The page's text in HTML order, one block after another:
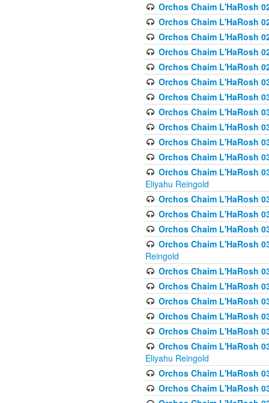
Orchos Chaim L'HaRosh
Orchos Chaim L'HaRosh
Orchos Chaim L'HaRosh
Orchos Chaim L'HaRosh
Orchos Chaim L'HaRosh
Orchos Chaim L'HaRosh
Orchos Chaim L'HaRosh
Orchos Chaim L'HaRosh
Orchos Chaim L'HaRosh
Orchos Chaim L'HaRosh
Orchos Chaim L'HaRosh
Orchos Chaim L'HaRosh
Eliyahu Reingold
Orchos Chaim L'HaRosh
Orchos Chaim L'HaRosh
Orchos Chaim L'HaRosh
Orchos Chaim L'HaRosh
Reingold
Orchos Chaim L'HaRosh
Orchos Chaim L'HaRosh
Orchos Chaim L'HaRosh
Orchos Chaim L'HaRosh
Orchos Chaim L'HaRosh
Orchos Chaim L'HaRosh
Eliyahu Reingold
Orchos Chaim L'HaRosh
Orchos Chaim L'HaRosh